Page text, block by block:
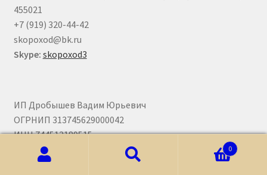
455021
+7 (919) 320-44-42
skopoxod@bk.ru
Skype: skopoxod3
ИП Дробышев Вадим Юрьевич
ОГРНИП 313745629000042
ИНН 744513189515
0